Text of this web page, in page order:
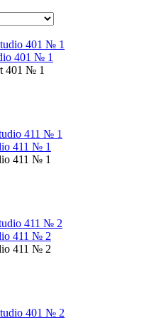
401 № 1
401 № 1
411 № 1
411 № 1
411 № 2
411 № 2